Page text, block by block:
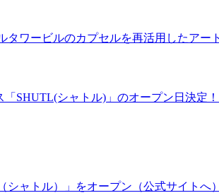
ワービルのカプセルを再活⽤したア
SHUTL(シャトル)」のオープン日決定
ャトル）」をオープン（公式サイトへ）